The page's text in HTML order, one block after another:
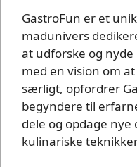
GastroFun er et
madunivers
at udforske og
med en vision om
særligt, opfordrer
begyndere til
dele og opdage nye
kulinariske